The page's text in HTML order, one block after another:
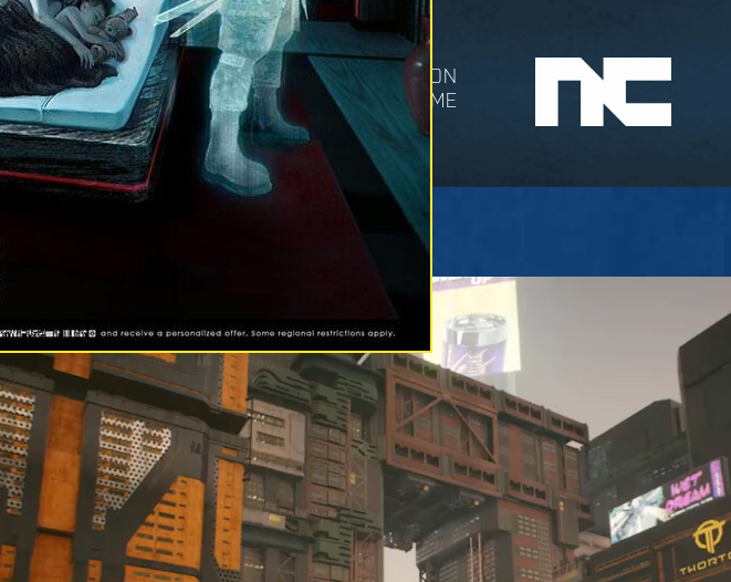
OFFIZIELLE WEBSEITE VON
NIGHT CITY, DER STADT DER TRÄUME